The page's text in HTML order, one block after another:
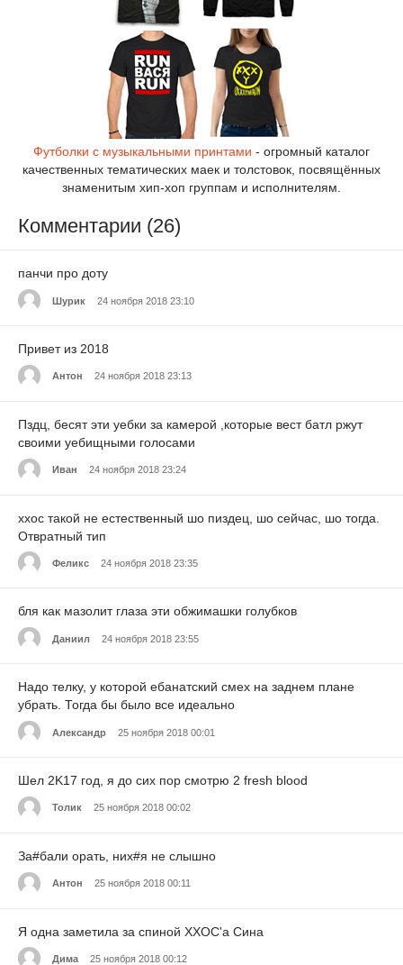
Футболки с музыкальными принтами - огромный каталог
качественных тематических маек и толстовок, посвящённых
знаменитым хип-хоп группам и исполнителям.
Комментарии (26)
панчи про доту
Шурик 24 ноября 2018 23:10
Привет из 2018
Антон 24 ноября 2018 23:13
Пздц, бесят эти уебки за камерой ,которые вест батл ржут
своими уебищными голосами
Иван 24 ноября 2018 23:24
ххос такой не естественный шо пиздец, шо сейчас, шо тогда.
Отвратный тип
Феликс 24 ноября 2018 23:35
бля как мазолит глаза эти обжимашки голубков
Даниил 24 ноября 2018 23:55
Надо телку, у которой ебанатский смех на заднем плане
убрать. Тогда бы было все идеально
Александр 25 ноября 2018 00:01
Шел 2K17 год, я до сих пор смотрю 2 fresh blood
Толик 25 ноября 2018 00:02
За#бали орать, них#я не слышно
Антон 25 ноября 2018 00:11
Я одна заметила за спиной ХХОС'а Сина
Дима 25 ноября 2018 00:12